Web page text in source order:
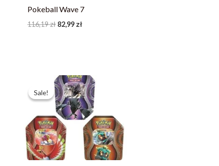
Pokeball Wave 7
116,19zł 82,99 zł
Sale!
Sale!
Pierwotna
cena
wynosiła:
183,39 zł.
Aktualna
cena
wynosi:
130,99 zł.